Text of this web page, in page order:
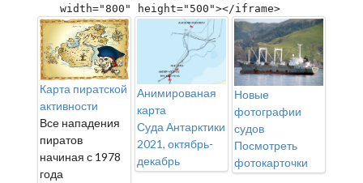
width="800" height="500"></iframe>
Карта пиратской
активности
Все нападения
пиратов
начиная с 1978
года
Анимированая
карта
Суда Антарктики
2021, октябрь-
декабрь
Новые
фотографии
судов
Посмотреть
фотокарточки